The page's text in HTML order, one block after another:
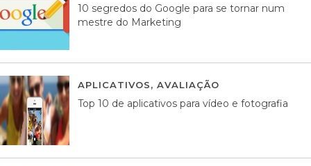
10 segredos do Google para se tornar num
mestre do Marketing
APLICATIVOS, AVALIAÇÃO
Top 10 de aplicativos para vídeo e fotografia